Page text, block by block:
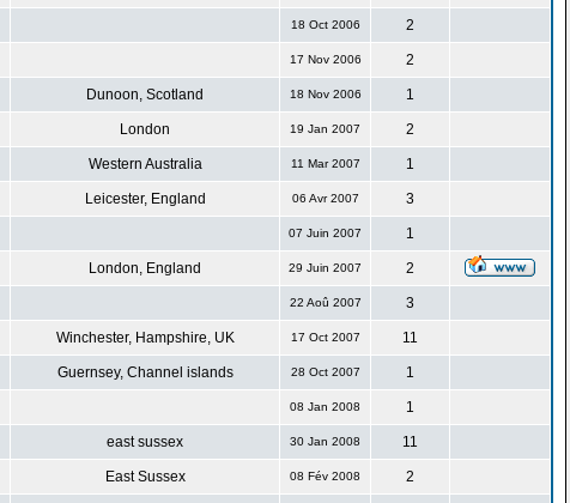
18 Oct 2006 2
17 Nov 2006 2
Dunoon, Scotland 18 Nov 2006 1
London 19 Jan 2007 2
Western Australia 11 Mar 2007 1
Leicester, England 06 Avr 2007 3
07 Juin 2007 1
London, England 29 Juin 2007 2
22 Aoû 2007 3
Winchester, Hampshire, UK 17 Oct 2007 11
Guernsey, Channel islands 28 Oct 2007 1
08 Jan 2008 1
east sussex 30 Jan 2008 11
East Sussex 08 Fév 2008 2